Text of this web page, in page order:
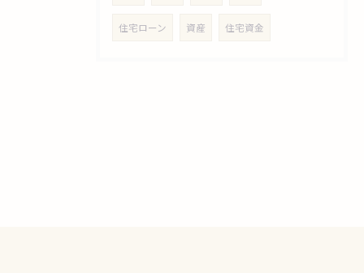
住宅ローン 資産 住宅資金